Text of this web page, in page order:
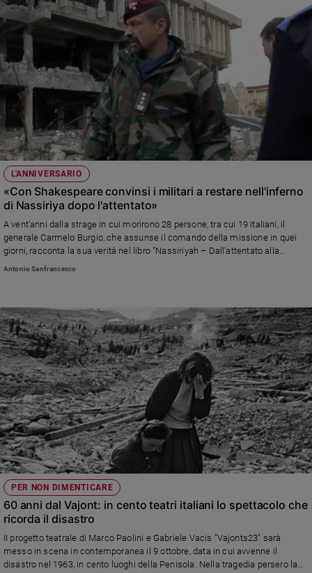
L'ANNIVERSARIO
«Con Shakespeare convinsi i militari a restare nell'inferno
di Nassiriya dopo l'attentato»
A vent’anni dalla strage in cui morirono 28 persone, tra cui 19 italiani, il
generale Carmelo Burgio, che assunse il comando della missione in quei
giorni, racconta la sua verità nel libro "Nassiriyah – Dall’attentato alla
ricerca della verità" (Vallecchi): «I caduti sono stati giustamente onorati,
Antonio Sanfrancesco
PER NON DIMENTICARE
60 anni dal Vajont: in cento teatri italiani lo spettacolo che
ricorda il disastro
II progetto teatrale di Marco Paolini e Gabriele Vacis "Vajonts23" sarà
messo in scena in contemporanea il 9 ottobre, data in cui avvenne il
disastro nel 1963, in cento luoghi della Penisola. Nella tragedia persero la